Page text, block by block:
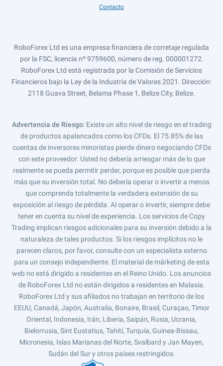
Contacto
RoboForex Ltd es una empresa financiera de corretaje regulada
por la FSC, licencia nº 9759600, número de reg. 000001272.
RoboForex Ltd está registrada por la Comisión de Servicios
Financieros bajo la Ley de la Industria de Valores 2021. Dirección:
2118 Guava Street, Belama Phase 1, Belize City, Belize.
Advertencia de Riesgo: Existe un alto nivel de riesgo en el trading
de productos apalancados como los CFDs. El 75.85% de las
cuentas de inversores minoristas pierde dinero negociando CFDs
con este proveedor. Usted no debería arriesgar más de lo que
realmente se pueda permitir perder, porque es posible que pierda
más que su inversión total. No debería operar o invertir a menos
que comprenda totalmente la verdadera extensión de su
exposición al riesgo de pérdida. Al operar o invertir, siempre debe
tener en cuenta su nivel de experiencia. Los servicios de Copy
Trading implican riesgos adicionales para su inversión debido a la
naturaleza de tales productos. Si los riesgos implícitos no le
parecen claros, por favor, consulte con un especialista externo
para un consejo independiente. El material de márketing de esta
web no está dirigido a residentes en el Reino Unido. Los anuncios
de RoboForex Ltd no están dirigidos a residentes en Malasia.
RoboForex Ltd y sus afiliados no trabajan en territorio de los
EEUU, Canadá, Japón, Australia, Bonaire, Brasil, Curaçao, Timor
Oriental, Indonesia, Irán, Liberia, Saipán, Rusia, Ucrania,
Bielorrusia, Sint Eustatius, Tahití, Turquía, Guinea-Bissau,
Micronesia, Islas Marianas del Norte, Svalbard y Jan Mayen,
Sudán del Sur y otros países restringidos.